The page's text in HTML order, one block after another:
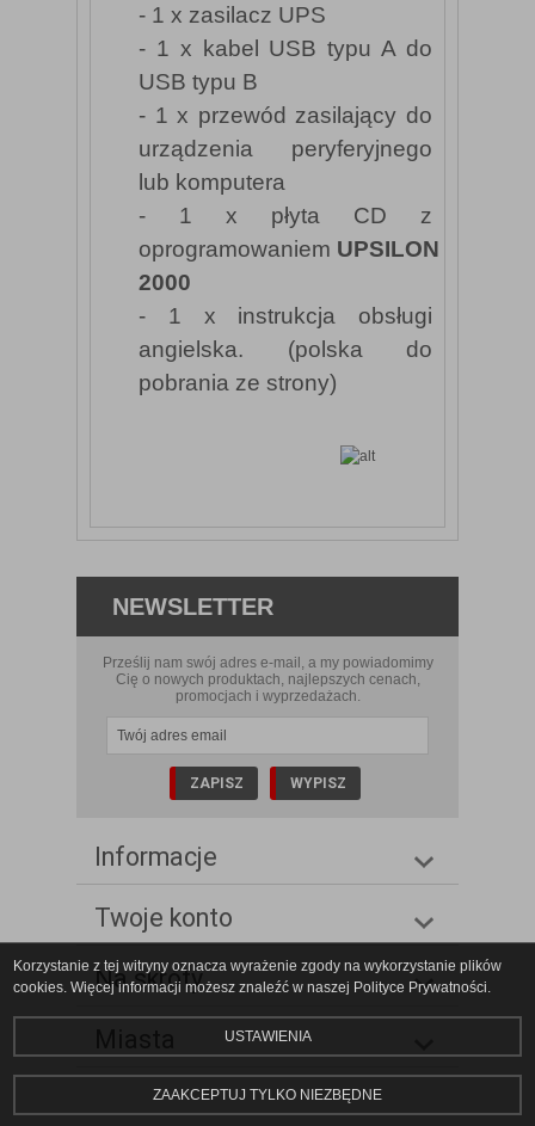
- 1 x zasilacz UPS
- 1 x kabel USB typu A do
USB typu B
- 1 x przewód zasilający do
urządzenia peryferyjnego
lub komputera
- 1 x płyta CD z
oprogramowaniem UPSILON
2000
- 1 x instrukcja obsługi
angielska. (polska do
pobrania ze strony)
NEWSLETTER
Prześlij nam swój adres e-mail, a my powiadomimy
Cię o nowych produktach, najlepszych cenach,
promocjach i wyprzedażach.
Informacje
Twoje konto
Na skróty
Korzystanie z tej witryny oznacza wyrażenie zgody na wykorzystanie plików
cookies. Więcej informacji możesz znaleźć w naszej Polityce Prywatności.
USTAWIENIA
ZAAKCEPTUJ TYLKO NIEZBĘDNE